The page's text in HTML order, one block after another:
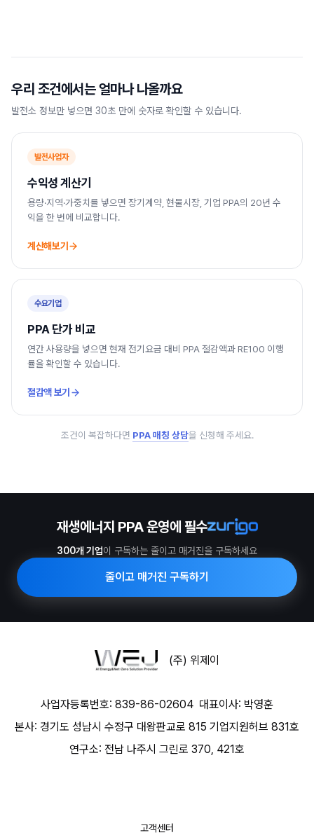
우리 조건에서는 얼마나 나올까요
발전소 정보만 넣으면 30초 만에 숫자로 확인할 수 있습니다.
발전사업자
수익성 계산기
용량·지역·가중치를 넣으면 장기계약, 현물시장, 기업 PPA의 20년 수
익을 한 번에 비교합니다.
계산해보기
수요기업
PPA 단가 비교
연간 사용량을 넣으면 현재 전기요금 대비 PPA 절감액과 RE100 이행
률을 확인할 수 있습니다.
절감액 보기
조건이 복잡하다면 PPA 매칭 상담을 신청해 주세요.
재생에너지 PPA 운영에 필수
300개 기업이 구독하는 줄이고 매거진을 구독하세요
줄이고 매거진 구독하기
(주) 위제이
사업자등록번호: 839-86-02604 대표이사: 박영훈
본사: 경기도 성남시 수정구 대왕판교로 815 기업지원허브 831호
연구소: 전남 나주시 그린로 370, 421호
고객센터